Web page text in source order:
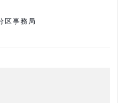
区事務局